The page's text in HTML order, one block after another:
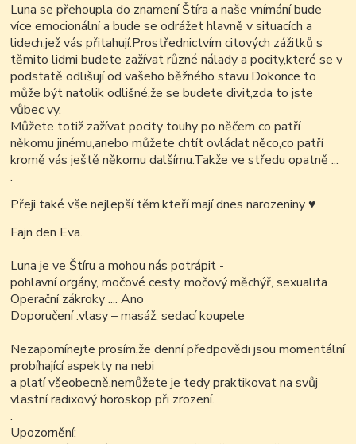
Luna se přehoupla do znamení Štíra a naše vnímání bude
více emocionální a bude se odrážet hlavně v situacích a
lidech,jež vás přitahují.Prostřednictvím citových zážitků s
těmito lidmi budete zažívat různé nálady a pocity,které se v
podstatě odlišují od vašeho běžného stavu.Dokonce to
může být natolik odlišné,že se budete divit,zda to jste
vůbec vy.
Můžete totiž zažívat pocity touhy po něčem co patří
někomu jinému,anebo můžete chtít ovládat něco,co patří
kromě vás ještě někomu dalšímu.Takže ve středu opatně ...
.
Přeji také vše nejlepší těm,kteří mají dnes narozeniny♥
Fajn den Eva.
Luna je ve Štíru a mohou nás potrápit -
pohlavní orgány, močové cesty, močový měchýř, sexualita
Operační zákroky .... Ano
Doporučení :vlasy – masáž, sedací koupele
Nezapomínejte prosím,že denní předpovědi jsou momentální
probíhající aspekty na nebi
a platí všeobecně,nemůžete je tedy praktikovat na svůj
vlastní radixový horoskop při zrození.
.
Upozornění: